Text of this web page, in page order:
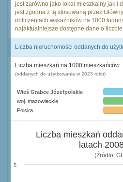
jest zarówno jako lokal mieszkalny jak i
jest zgodna z tą stosowaną przez
obliczeniach wskaźników na 1000
najaktualniejsze dostępne dane o
Liczba nieruchomości oddanych do
Liczba mieszkań na 1000 mieszkańców
(oddanych do użytkowania w 2023 roku)
Wieś Grabce Józefpolskie
woj. mazowieckie
Polska
Liczba mieszkań
latach
(Źródło:
5